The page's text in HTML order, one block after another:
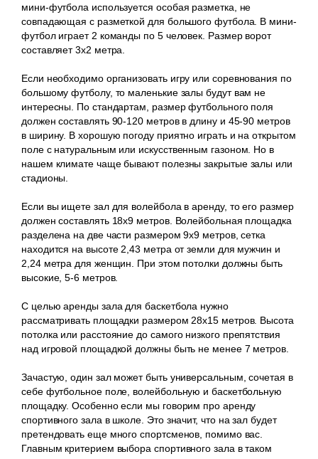
мини-футбола используется особая разметка, не
совпадающая с разметкой для большого футбола. В мини-
футбол играет 2 команды по 5 человек. Размер ворот
составляет 3х2 метра.
Если необходимо организовать игру или соревнования по
большому футболу, то маленькие залы будут вам не
интересны. По стандартам, размер футбольного поля
должен составлять 90-120 метров в длину и 45-90 метров
в ширину. В хорошую погоду приятно играть и на открытом
поле с натуральным или искусственным газоном. Но в
нашем климате чаще бывают полезны закрытые залы или
стадионы.
Если вы ищете зал для волейбола в аренду, то его размер
должен составлять 18х9 метров. Волейбольная площадка
разделена на две части размером 9х9 метров, сетка
находится на высоте 2,43 метра от земли для мужчин и
2,24 метра для женщин. При этом потолки должны быть
высокие, 5-6 метров.
С целью аренды зала для баскетбола нужно
рассматривать площадки размером 28х15 метров. Высота
потолка или расстояние до самого низкого препятствия
над игровой площадкой должны быть не менее 7 метров.
Зачастую, один зал может быть универсальным, сочетая в
себе футбольное поле, волейбольную и баскетбольную
площадку. Особенно если мы говорим про аренду
спортивного зала в школе. Это значит, что на зал будет
претендовать еще много спортсменов, помимо вас.
Главным критерием выбора спортивного зала в таком